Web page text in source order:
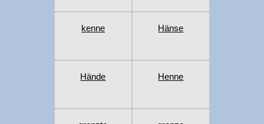
kenne Hänse
Hände Henne